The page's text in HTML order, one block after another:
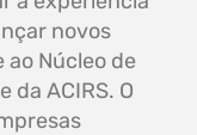
novos
Núcleo de
da ACIRS. O